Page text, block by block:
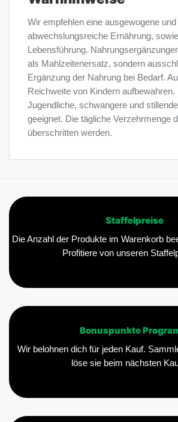
Wir empfehlen eine ausgewogene und
abwechslungsreiche Ernährung,
Lebensführung.
als Mahlzeitenersatz, sondern
Ergänzung der Nahrung bei Bedarf.
Reichweite von Kindern aufbewahren.
Jugendliche, schwangere und
geeignet. Die tägliche Verzehrmenge
überschritten werden.
Staffelpreise
Die Anzahl der Produkte im Warenkorb
Profitiere von unseren
Bonuspunkte
Wir belohnen dich für jeden Kauf.
löse sie beim nächsten